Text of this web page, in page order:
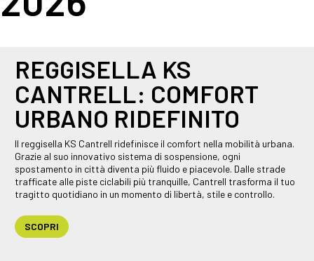
REGGISELLA KS
CANTRELL: COMFORT
URBANO RIDEFINITO
Il reggisella KS Cantrell ridefinisce il comfort nella mobilità urbana.
Grazie al suo innovativo sistema di sospensione, ogni
spostamento in città diventa più fluido e piacevole. Dalle strade
trafficate alle piste ciclabili più tranquille, Cantrell trasforma il tuo
tragitto quotidiano in un momento di libertà, stile e controllo.
SCOPRI